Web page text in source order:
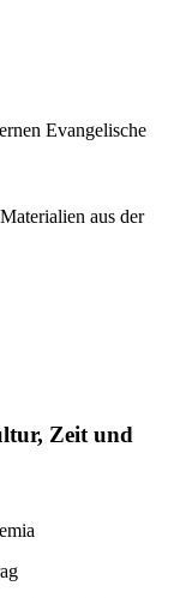
Evangelische
aus der
Zeit und